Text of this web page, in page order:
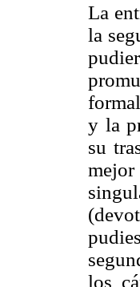
La
la
y la
su
los